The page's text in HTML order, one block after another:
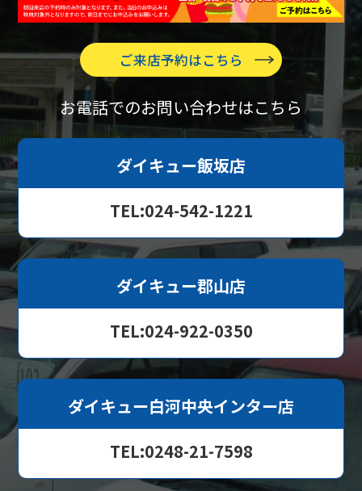
ご来店予約はこちら
お電話でのお問い合わせはこちら
ダイキュー飯坂店
TEL:024-542-1221
ダイキュー郡山店
TEL:024-922-0350
ダイキュー白河中央インター店
TEL:0248-21-7598